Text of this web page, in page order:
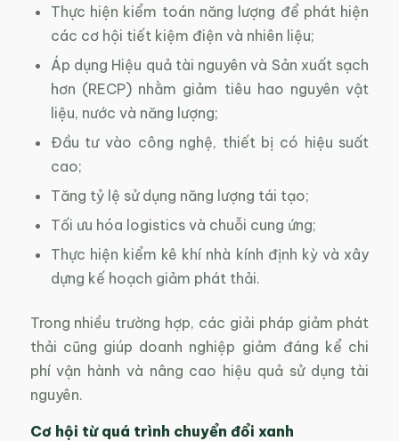
Thực hiện kiểm toán năng lượng để phát hiện
các cơ hội tiết kiệm điện và nhiên liệu;
Áp dụng Hiệu quả tài nguyên và Sản xuất sạch
hơn (RECP) nhằm giảm tiêu hao nguyên vật
liệu, nước và năng lượng;
Đầu tư vào công nghệ, thiết bị có hiệu suất
cao;
Tăng tỷ lệ sử dụng năng lượng tái tạo;
Tối ưu hóa logistics và chuỗi cung ứng;
Thực hiện kiểm kê khí nhà kính định kỳ và xây
dựng kế hoạch giảm phát thải.
Trong nhiều trường hợp, các giải pháp giảm phát
thải cũng giúp doanh nghiệp giảm đáng kể chi
phí vận hành và nâng cao hiệu quả sử dụng tài
nguyên.
Cơ hội từ quá trình chuyển đổi xanh